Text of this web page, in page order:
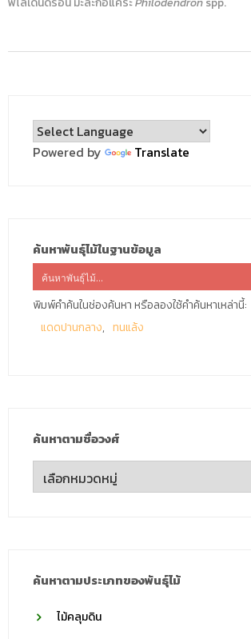
Powered by Translate
ค้นหาพันธุ์ไม้ในฐานข้อมูล
พิมพ์คำค้นในช่องค้นหา หรือลองใช้คำค้นหาเหล่านี้:
แดดปานกลาง
ทนแล้ง
ค้นหาตามชื่อวงศ์
ค้นหา
ตาม
ค้นหาตามประเภทของพันธุ์ไม้
ไม้คลุมดิน